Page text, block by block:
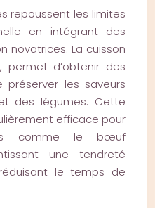
repoussent les limites
en intégrant des
novatrices. La cuisson
permet d’obtenir des
les saveurs
des légumes. Cette
efficace pour
comme le bœuf
une tendreté
le temps de